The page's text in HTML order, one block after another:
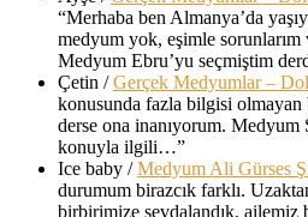
“Merhaba ben Almanya’da
medyum yok, eşimle
Medyum Ebru’yu seçmiştim
Çetin /Gerçek Medyumlar –
konusunda fazla bilgisi olmayan
derse ona inanıyorum. Medyum
konuyla ilgili…”
Ice baby /Medyum Ali Gürses
durumum birazcık farklı.
birbirimize sevdalandık, ailemiz